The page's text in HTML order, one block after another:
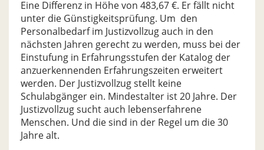
Eine Differenz in Höhe von 483,67 €. Er fällt nicht
unter die Günstigkeitsprüfung. Um den
Personalbedarf im Justizvollzug auch in den
nächsten Jahren gerecht zu werden, muss bei der
Einstufung in Erfahrungsstufen der Katalog der
anzuerkennenden Erfahrungszeiten erweitert
werden. Der Justizvollzug stellt keine
Schulabgänger ein. Mindestalter ist 20 Jahre. Der
Justizvollzug sucht auch lebenserfahrene
Menschen. Und die sind in der Regel um die 30
Jahre alt.